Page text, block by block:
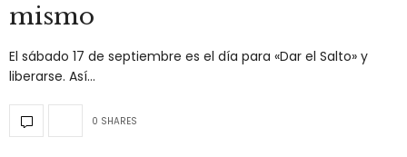
mismo
El sábado 17 de septiembre es el día para «Dar el Salto» y
liberarse. Así…
0 SHARES